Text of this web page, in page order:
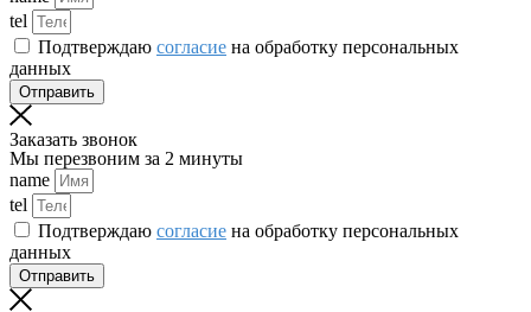
tel
Подтверждаю согласие на обработку персональных
данных
Отправить
Заказать звонок
Мы перезвоним за 2 минуты
name
tel
Подтверждаю согласие на обработку персональных
данных
Отправить